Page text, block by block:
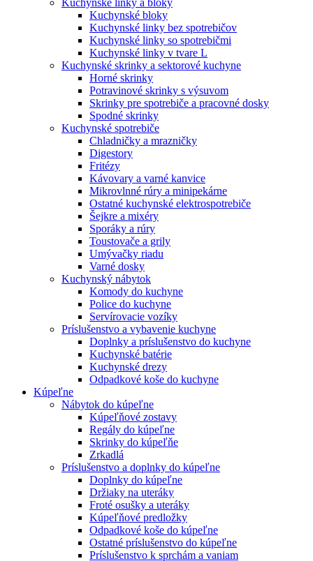
Kuchynské bloky
Kuchynské linky bez spotrebičov
Kuchynské linky so spotrebičmi
Kuchynské linky v tvare L
Kuchynské skrinky a sektorové kuchyne
Horné skrinky
Potravinové skrinky s výsuvom
Skrinky pre spotrebiče a pracovné dosky
Spodné skrinky
Kuchynské spotrebiče
Chladničky a mrazničky
Digestory
Fritézy
Kávovary a varné kanvice
Mikrovlnné rúry a minipekárne
Ostatné kuchynské elektrospotrebiče
Šejkre a mixéry
Sporáky a rúry
Toustovače a grily
Umývačky riadu
Varné dosky
Kuchynský nábytok
Komody do kuchyne
Police do kuchyne
Servírovacie vozíky
Príslušenstvo a vybavenie kuchyne
Doplnky a príslušenstvo do kuchyne
Kuchynské batérie
Kuchynské drezy
Odpadkové koše do kuchyne
Kúpeľne
Nábytok do kúpeľne
Kúpeľňové zostavy
Regály do kúpeľne
Skrinky do kúpeľňe
Zrkadlá
Príslušenstvo a doplnky do kúpeľne
Doplnky do kúpeľne
Držiaky na uteráky
Froté osušky a uteráky
Kúpeľňové predložky
Odpadkové koše do kúpeľne
Ostatné príslušenstvo do kúpeľne
Príslušenstvo k sprchám a vaniam